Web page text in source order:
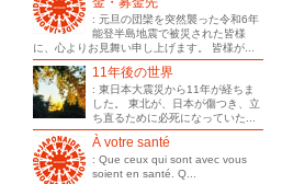
: 元旦の団欒を突然襲った令和6年
能登半島地震で被災された皆様
に、心よりお見舞い申し上げます。 皆様が...
11年後の世界
: 東日本大震災から11年が経ちま
した。 東北が、日本が傷つき、立
ち直るために必死になっていた...
À votre santé
: Que ceux qui sont avec vous
soient en santé. Q...